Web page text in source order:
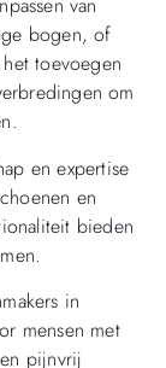
van
bogen, of
toevoegen
om
en expertise
en
bieden
in
mensen met
pijnvrij